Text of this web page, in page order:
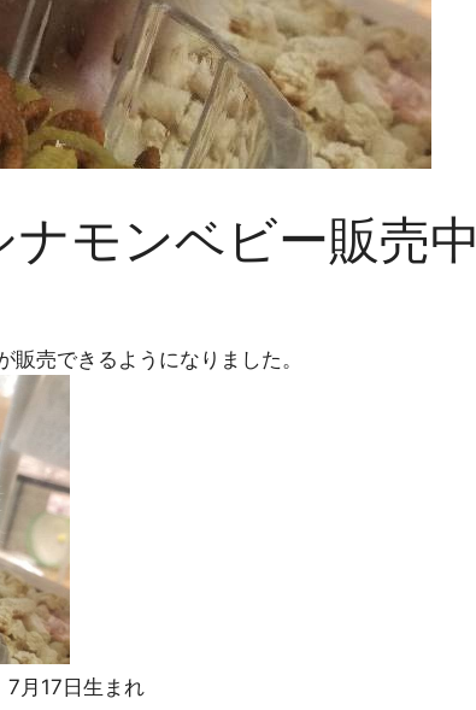
モンベビー販売中
販売できるようになりました。
月17日生まれ